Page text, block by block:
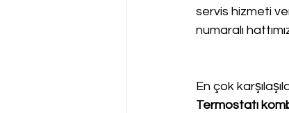
servis hizmeti
numaralı
En çok
Termostatı